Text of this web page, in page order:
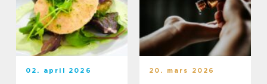
02. april 2026 20. mars 2026